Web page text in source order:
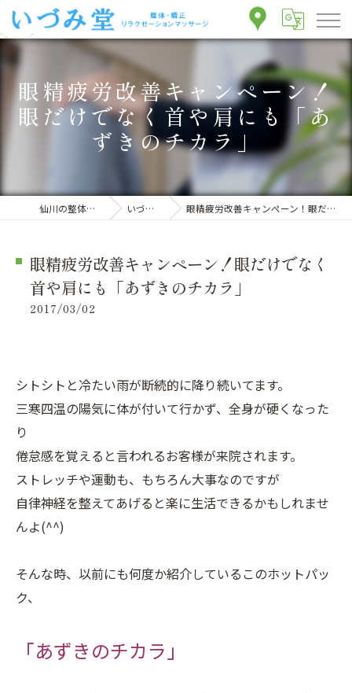
眼精疲労改善キャンペーン！
眼だけでなく首や肩にも「あ
ずきのチカラ」
仙川の整体ならいづみ堂整体院 いづみ堂のブログ 眼精疲労改善キャンペーン！眼だけでなく首や肩にも「あずきのチカラ」
眼精疲労改善キャンペーン！眼だけでなく
首や肩にも「あずきのチカラ」
2017/03/02
シトシトと冷たい雨が断続的に降り続いてます。
三寒四温の陽気に体が付いて行かず、全身が硬くなった
り
倦怠感を覚えると言われるお客様が来院されます。
ストレッチや運動も、もちろん大事なのですが
自律神経を整えてあげると楽に生活できるかもしれませ
んよ(^^)
そんな時、以前にも何度か紹介しているこのホットパッ
ク、
「あずきのチカラ」